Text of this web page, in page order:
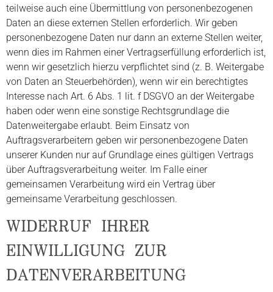
teilweise auch eine Übermittlung von personenbezogenen
Daten an diese externen Stellen erforderlich. Wir geben
personenbezogene Daten nur dann an externe Stellen weiter,
wenn dies im Rahmen einer Vertragserfüllung erforderlich ist,
wenn wir gesetzlich hierzu verpflichtet sind (z. B. Weitergabe
von Daten an Steuerbehörden), wenn wir ein berechtigtes
Interesse nach Art. 6 Abs. 1 lit. f DSGVO an der Weitergabe
haben oder wenn eine sonstige Rechtsgrundlage die
Datenweitergabe erlaubt. Beim Einsatz von
Auftragsverarbeitern geben wir personenbezogene Daten
unserer Kunden nur auf Grundlage eines gültigen Vertrags
über Auftragsverarbeitung weiter. Im Falle einer
gemeinsamen Verarbeitung wird ein Vertrag über
gemeinsame Verarbeitung geschlossen.
WIDERRUF IHRER
EINWILLIGUNG ZUR
DATENVERARBEITUNG